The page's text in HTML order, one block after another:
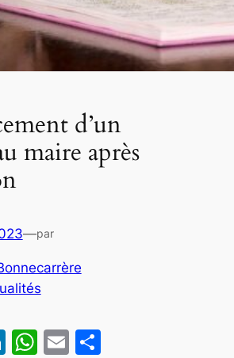
d’un
maire après
—par
LinkedIn
WhatsApp
EmailPartager